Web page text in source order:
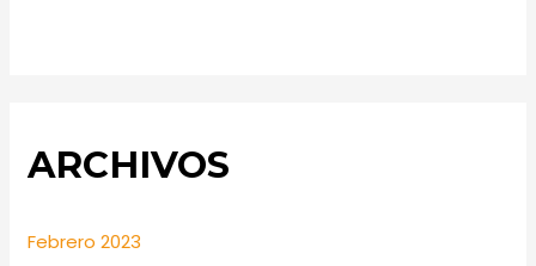
ARCHIVOS
Febrero 2023